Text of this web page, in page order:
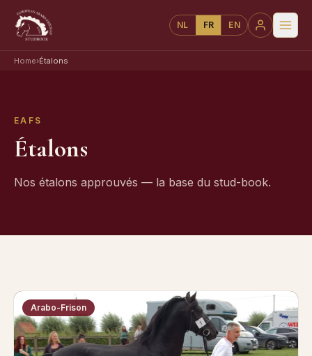
NL FR EN
Home›Étalons
EAFS
Étalons
Nos étalons approuvés — la base du stud-book.
Arabo-Frison